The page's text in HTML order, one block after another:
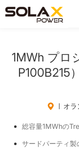
1MWh プロ
P100B215
オラ
総容量1MWhの
サードパーティ